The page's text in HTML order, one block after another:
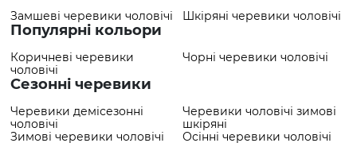
Замшеві черевики чоловічі Шкіряні черевики чоловічі
Популярні кольори
Коричневі черевики
чоловічі
Чорні черевики чоловічі
Сезонні черевики
Черевики демісезонні
чоловічі
Черевики чоловічі зимові
шкіряні
Зимові черевики чоловічі
Осінні черевики чоловічі